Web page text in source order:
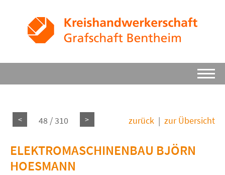
< 48 / 310 > zurück | zur Übersicht
ELEKTROMASCHINENBAU BJÖRN
HOESMANN